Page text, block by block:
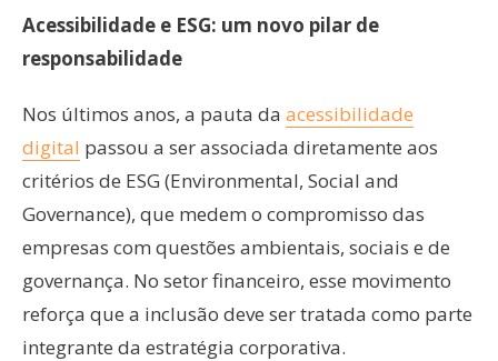
Acessibilidade e ESG: um novo pilar de
responsabilidade
Nos últimos anos, a pauta da acessibilidade
digital passou a ser associada diretamente aos
critérios de ESG (Environmental, Social and
Governance), que medem o compromisso das
empresas com questões ambientais, sociais e de
governança. No setor financeiro, esse movimento
reforça que a inclusão deve ser tratada como parte
integrante da estratégia corporativa.